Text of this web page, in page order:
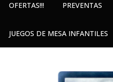
OFERTAS!!! PREVENTAS
JUEGOS DE MESA INFANTILES